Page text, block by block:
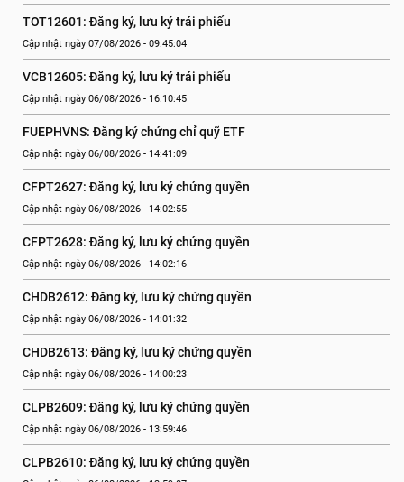
TOT12601: Đăng ký, lưu ký trái phiếu
Cập nhật ngày 07/08/2026 - 09:45:04
VCB12605: Đăng ký, lưu ký trái phiếu
Cập nhật ngày 06/08/2026 - 16:10:45
FUEPHVNS: Đăng ký chứng chỉ quỹ ETF
Cập nhật ngày 06/08/2026 - 14:41:09
CFPT2627: Đăng ký, lưu ký chứng quyền
Cập nhật ngày 06/08/2026 - 14:02:55
CFPT2628: Đăng ký, lưu ký chứng quyền
Cập nhật ngày 06/08/2026 - 14:02:16
CHDB2612: Đăng ký, lưu ký chứng quyền
Cập nhật ngày 06/08/2026 - 14:01:32
CHDB2613: Đăng ký, lưu ký chứng quyền
Cập nhật ngày 06/08/2026 - 14:00:23
CLPB2609: Đăng ký, lưu ký chứng quyền
Cập nhật ngày 06/08/2026 - 13:59:46
CLPB2610: Đăng ký, lưu ký chứng quyền